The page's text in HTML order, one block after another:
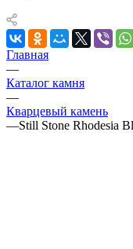
Главная
—
Каталог камня
—
Кварцевый камень
—Still Stone Rhodesia